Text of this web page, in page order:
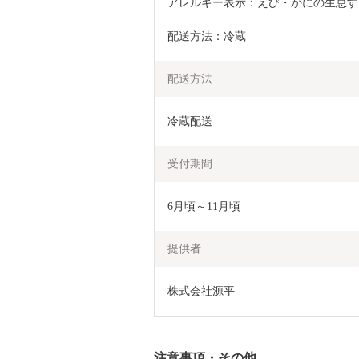
アレルギー表示：えび・かにの生息
配送方法：冷蔵
配送方法
冷蔵配送
受付期間
6月頃～11月頃
提供者
株式会社源平